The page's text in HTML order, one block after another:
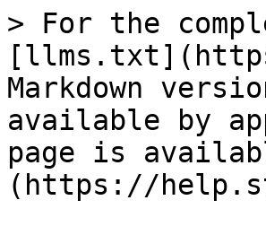
> For the
Markdown
available by
page is
(https://